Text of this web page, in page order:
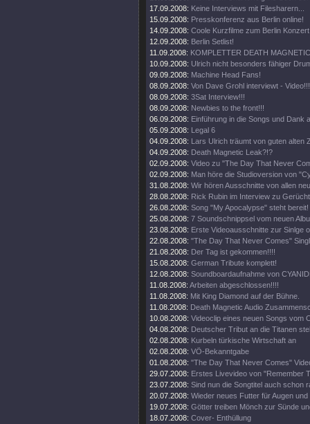
17.09.2008: Keine Interviews mit Filesharern...
15.09.2008: Presskonferenz aus Berlin online!
14.09.2008: Coole Kurzfilme zum Berlin
12.09.2008: Berlin Setlist!
11.09.2008: KOMPLETTER DEATH
10.09.2008: Ulrich nicht besonders fähiger
09.09.2008: Machine Head Fans!
08.09.2008: Von Dave Grohl interviewt - Video!!!
08.09.2008: 3Sat Interview!!!
08.09.2008: Newbies to the front!!!
06.09.2008: Einführung in die Songs und Dank
05.09.2008: Legal 6
04.09.2008: Lars Ulrich träumt von guten alten
04.09.2008: Death Magnetic Leak?!?
02.09.2008: Video zu "The Day That Never
02.09.2008: Man höre die Studioversion von
31.08.2008: Wir hören Ausschnitte von allen
28.08.2008: Rick Rubin im Interview zu
26.08.2008: Song "My Apocalypse" steht bereit!
25.08.2008: 7 Soundschnippsel vom neuen
23.08.2008: Erste Videoausschnitte zur Sinlge
22.08.2008: "The Day That Never Comes"
21.08.2008: Der Tag ist gekommen!!!!
15.08.2008: German Tribute komplett!
12.08.2008: Soundboardaufnahme von
11.08.2008: Arbeiten abgeschlossen!!!!
11.08.2008: Mit King Diamond auf der Bühne.
11.08.2008: Death Magnetic Audio
10.08.2008: Videoclip eines neuen Songs vom
04.08.2008: Deutscher Tribut an die Titanen
02.08.2008: Kurbeln türkische Wirtschaft an
02.08.2008: VÖ-Bekanntgabe
01.08.2008: "The Day That Never Comes"
29.07.2008: Erstes Livevideo von "Remember
23.07.2008: Sind nun die Songtitel auch schon
20.07.2008: Wieder neues Futter für Augen
19.07.2008: Götter treiben Mönch zur Sünde
18.07.2008: Cover- Enthüllung